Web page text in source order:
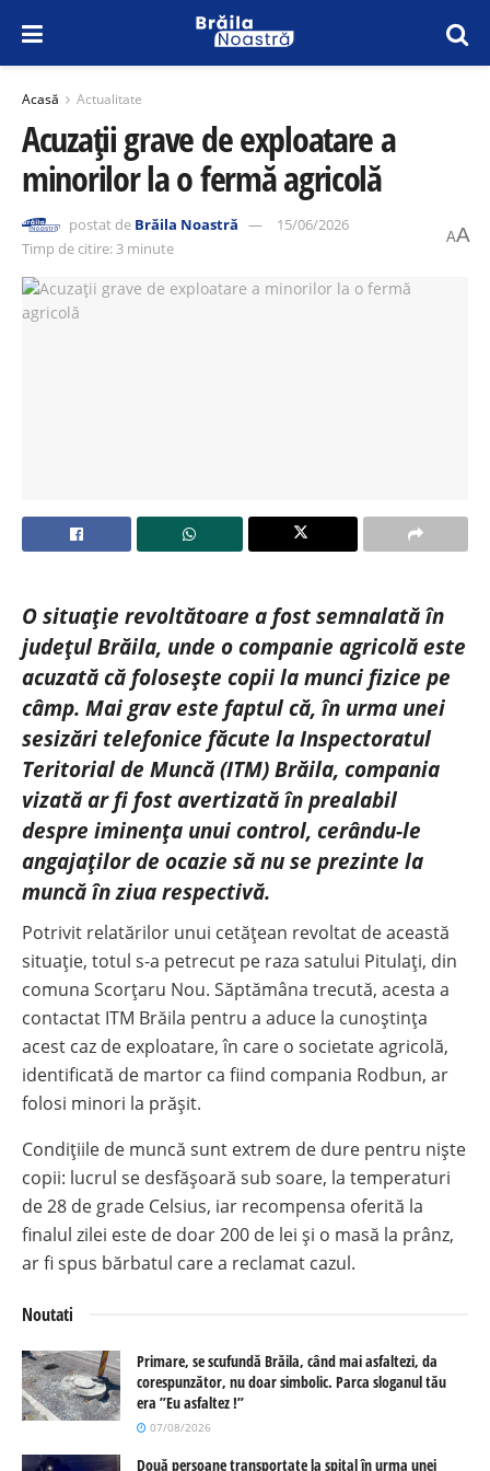
Acasă Actualitate
Acuzații grave de exploatare a
minorilor la o fermă agricolă
postat de Brăila Noastră
15/06/2026
Timp de citire: 3 minute
AA
O situație revoltătoare a fost semnalată în
județul Brăila, unde o companie agricolă este
acuzată că folosește copii la munci fizice pe
câmp. Mai grav este faptul că, în urma unei
sesizări telefonice făcute la Inspectoratul
Teritorial de Muncă (ITM) Brăila, compania
vizată ar fi fost avertizată în prealabil
despre iminența unui control, cerându-le
angajaților de ocazie să nu se prezinte la
muncă în ziua respectivă.
Potrivit relatărilor unui cetățean revoltat de această
situație, totul s-a petrecut pe raza satului Pitulați, din
comuna Scorțaru Nou. Săptămâna trecută, acesta a
contactat ITM Brăila pentru a aduce la cunoștința
acest caz de exploatare, în care o societate agricolă,
identificată de martor ca fiind compania Rodbun, ar
folosi minori la prășit.
Condițiile de muncă sunt extrem de dure pentru niște
copii: lucrul se desfășoară sub soare, la temperaturi
de 28 de grade Celsius, iar recompensa oferită la
finalul zilei este de doar 200 de lei și o masă la prânz,
ar fi spus bărbatul care a reclamat cazul.
Noutati
Primare, se scufundă Brăila, când mai asfaltezi, da
corespunzător, nu doar simbolic. Parca sloganul tău
era ”Eu asfaltez !”
07/08/2026
Două persoane transportate la spital în urma unei